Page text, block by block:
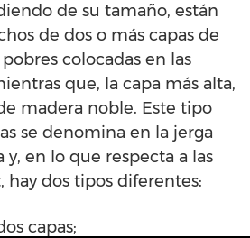
de su tamaño, están
de dos o más capas de
colocadas en las
que, la capa más alta,
madera noble. Este tipo
se denomina en la jerga
en lo que respecta a las
hay dos tipos diferentes:
capas;